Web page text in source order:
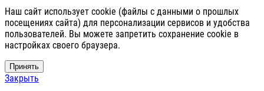
Наш сайт использует cookie (файлы с данными о прошлых
посещениях сайта) для персонализации сервисов и удобства
пользователей. Вы можете запретить сохранение cookie в
настройках своего браузера.
Принять
Закрыть